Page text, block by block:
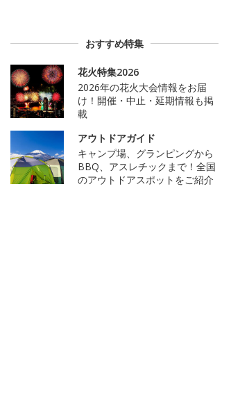
おすすめ特集
花火特集2026
2026年の花火大会情報をお届
け！開催・中止・延期情報も掲
載
アウトドアガイド
キャンプ場、グランピングから
BBQ、アスレチックまで！全国
のアウトドアスポットをご紹介